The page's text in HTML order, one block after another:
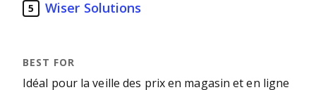
5 Wiser Solutions
Idéal pour la veille des prix en magasin et en ligne